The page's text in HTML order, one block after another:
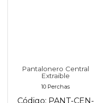
Pantalonero Central
Extraible
10 Perchas
Código: PANT-CEN-